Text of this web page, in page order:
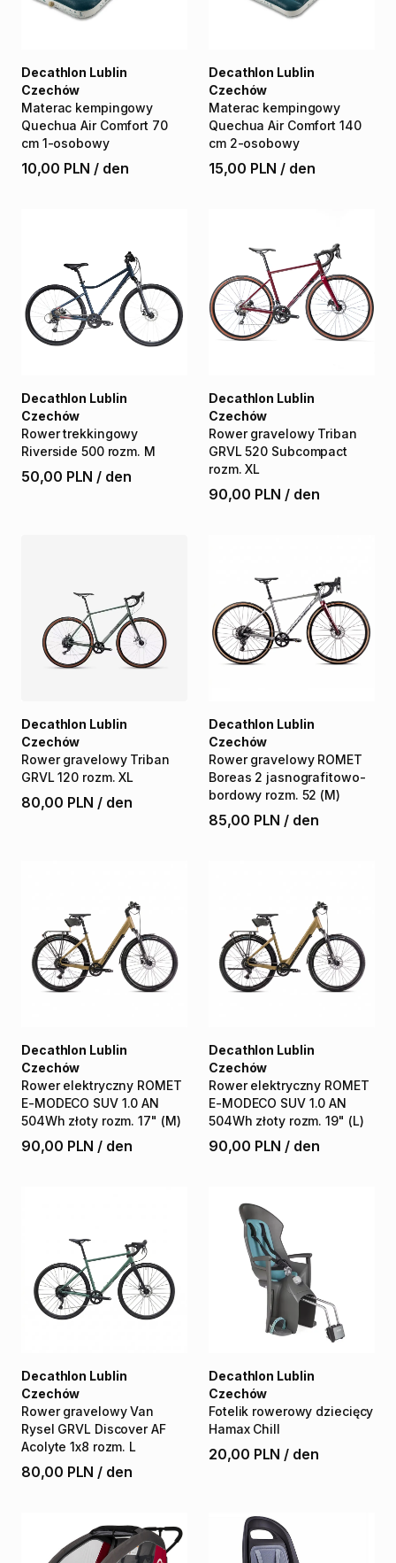
Materac kempingowy
Quechua Air Comfort 70
cm 1-osobowy
Decathlon Lublin
Czechów
10,00 PLN / den
Materac kempingowy
Quechua Air Comfort 140
cm 2-osobowy
Decathlon Lublin
Czechów
15,00 PLN / den
Rower trekkingowy
Riverside 500 rozm. M
Decathlon Lublin
Czechów
50,00 PLN / den
Rower gravelowy Triban
GRVL 520 Subcompact
rozm. XL
Decathlon Lublin
Czechów
90,00 PLN / den
Rower gravelowy Triban
GRVL 120 rozm. XL
Decathlon Lublin
Czechów
80,00 PLN / den
Rower gravelowy ROMET
Boreas 2 jasnografitowo-
bordowy rozm. 52 (M)
Decathlon Lublin
Czechów
85,00 PLN / den
Rower elektryczny ROMET
E-MODECO SUV 1.0 AN
504Wh złoty rozm. 17" (M)
Decathlon Lublin
Czechów
90,00 PLN / den
Rower elektryczny ROMET
E-MODECO SUV 1.0 AN
504Wh złoty rozm. 19" (L)
Decathlon Lublin
Czechów
90,00 PLN / den
Rower gravelowy Van
Rysel GRVL Discover AF
Acolyte 1x8 rozm. L
Decathlon Lublin
Czechów
80,00 PLN / den
Fotelik rowerowy dziecięcy
Hamax Chill
Decathlon Lublin
Czechów
20,00 PLN / den